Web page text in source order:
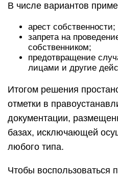
В числе вариантов
арест собственности;
запрета на
собственником;
предотвращение
лицами и другие
Итогом решения
отметки в
документации,
базах, исключающей
любого типа.
Чтобы воспользоваться